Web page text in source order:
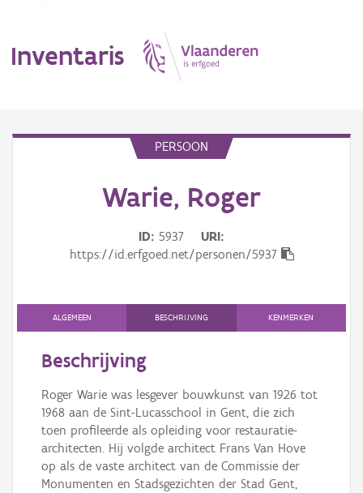
Inventaris
Thema
Persoon of collectief
Downloads
Hergebruik
Aanmelden
PERSOON
Warie, Roger
ID 5937
URI
https://id.erfgoed.net/personen/5937
ALGEMEEN BESCHRIJVING KENMERKEN
Beschrijving
Roger Warie was lesgever bouwkunst van 1926 tot
1968 aan de Sint-Lucasschool in Gent, die zich
toen profileerde als opleiding voor restauratie-
architecten. Hij volgde architect Frans Van Hove
op als de vaste architect van de Commissie der
Monumenten en Stadsgezichten der Stad Gent,